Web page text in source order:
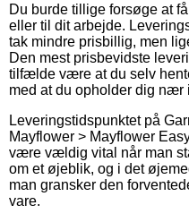
Du burde tillige forsøge at
eller til dit arbejde.
tak mindre prisbillig, men
Den mest prisbevidste
tilfælde være at du selv
med at du opholder dig nær
Leveringstidspunktet på
Mayflower > Mayflower
være vældig vital når man
om et øjeblik, og i det
man gransker den
vare.